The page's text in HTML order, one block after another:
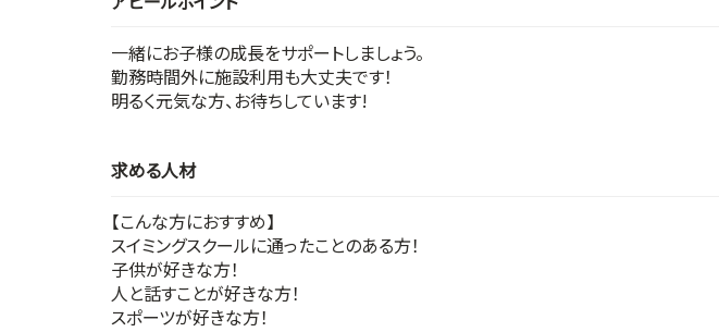
一緒にお子様の成長をサポートしましょう。
勤務時間外に施設利用も大丈夫です！
明るく元気な方、お待ちしています!
求める人材
【こんな方におすすめ】
スイミングスクールに通ったことのある方！
子供が好きな方！
人と話すことが好きな方！
スポーツが好きな方！